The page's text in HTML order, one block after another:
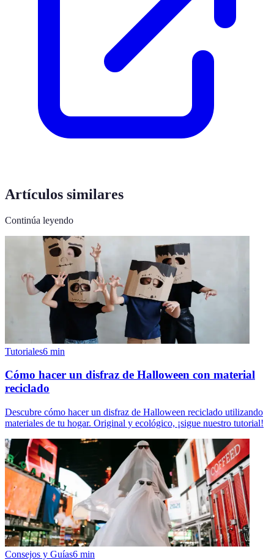
Artículos similares
Continúa leyendo
Tutoriales6 min
Cómo hacer un disfraz de Halloween con material
reciclado
Descubre cómo hacer un disfraz de Halloween reciclado utilizando
materiales de tu hogar. Original y ecológico, ¡sigue nuestro tutorial!
Consejos y Guías6 min